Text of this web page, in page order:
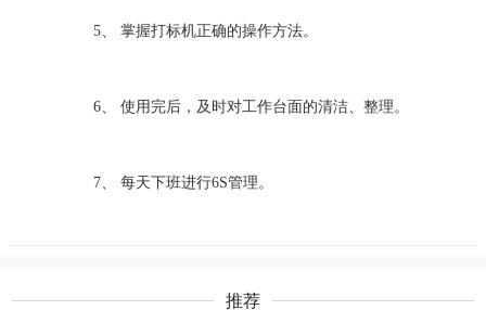
5、 掌握打标机正确的操作方法。
6、 使用完后，及时对工作台面的清洁、整理。
7、 每天下班进行6S管理。
推荐